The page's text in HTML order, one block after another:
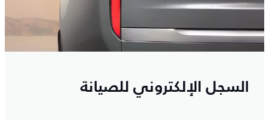
السجل الإلكتروني للصيانة